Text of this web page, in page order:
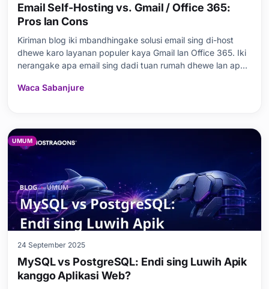
Email Self-Hosting vs. Gmail / Office 365:
Pros lan Cons
Kiriman blog iki mbandhingake solusi email sing di-host
dhewe karo layanan populer kaya Gmail lan Office 365. Iki
nerangake apa email sing dadi tuan rumah dhewe lan apa
kekurangan Gmail lan Office 365. Kiriman kasebut kalebu
Waca Sabanjure
UMUM
24 September 2025
MySQL vs PostgreSQL: Endi sing Luwih Apik
kanggo Aplikasi Web?